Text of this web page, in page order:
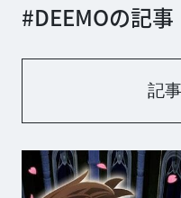
#DEEMOの記事
記